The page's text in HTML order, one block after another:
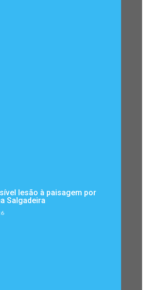
lesão à paisagem por
Salgadeira